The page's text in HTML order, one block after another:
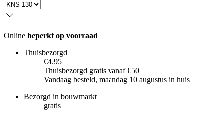
Online beperkt op voorraad
Thuisbezorgd
€4.95
Thuisbezorgd gratis vanaf €50
Vandaag besteld, maandag 10 augustus in huis
Bezorgd in bouwmarkt
gratis